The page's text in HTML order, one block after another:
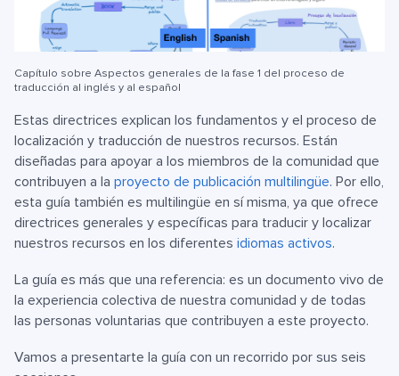
Capítulo sobre Aspectos generales de la fase 1 del proceso de
traducción al inglés y al español
Estas directrices explican los fundamentos y el proceso de
localización y traducción de nuestros recursos. Están
diseñadas para apoyar a los miembros de la comunidad que
contribuyen a la proyecto de publicación multilingüe. Por ello,
esta guía también es multilingüe en sí misma, ya que ofrece
directrices generales y específicas para traducir y localizar
nuestros recursos en los diferentes idiomas activos.
La guía es más que una referencia: es un documento vivo de
la experiencia colectiva de nuestra comunidad y de todas
las personas voluntarias que contribuyen a este proyecto.
Vamos a presentarte la guía con un recorrido por sus seis